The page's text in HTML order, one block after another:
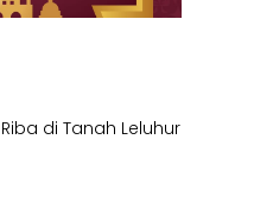
di Tanah Leluhur